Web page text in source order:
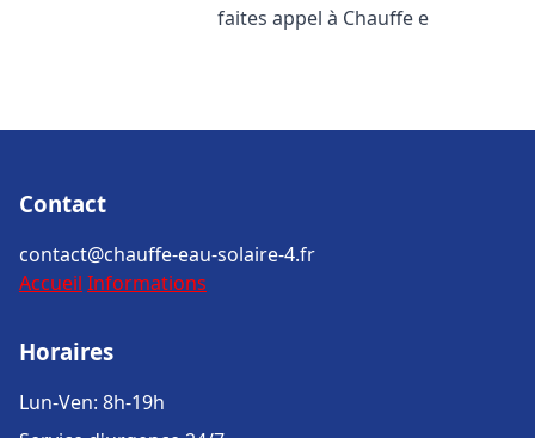
faites appel à Chauffe e
Contact
contact@chauffe-eau-solaire-4.fr
Accueil Informations
Horaires
Lun-Ven: 8h-19h